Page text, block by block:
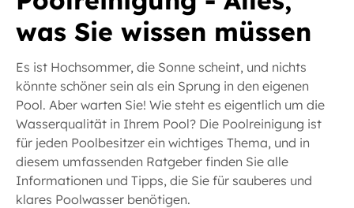
was Sie wissen müssen
Es ist Hochsommer, die Sonne scheint, und nichts
könnte schöner sein als ein Sprung in den eigenen
Pool. Aber warten Sie! Wie steht es eigentlich um die
Wasserqualität in Ihrem Pool? Die Poolreinigung ist
für jeden Poolbesitzer ein wichtiges Thema, und in
diesem umfassenden Ratgeber finden Sie alle
Informationen und Tipps, die Sie für sauberes und
klares Poolwasser benötigen.